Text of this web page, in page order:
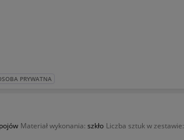
PRYWATNA
Materiał wykonania: szkło Liczba sztuk w zestawie: